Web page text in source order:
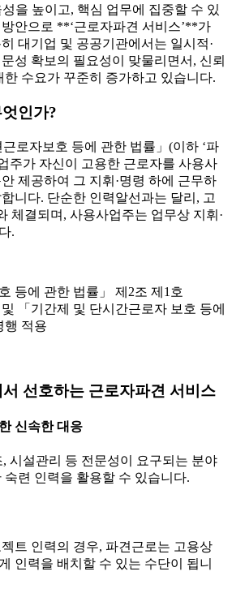
을 높이고, 핵심 업무에 집중할 수 있
안으로 **‘근로자파견 서비스’**가
대기업 및 공공기관에서는 일시적·
성 확보의 필요성이 맞물리면서, 신뢰
한 수요가 꾸준히 증가하고 있습니다.
인가?
근로자보호 등에 관한 법률」(이하 ‘파
주가 자신이 고용한 근로자를 사용사
제공하여 그 지휘·명령 하에 근무하
니다. 단순한 인력알선과는 달리, 고
체결되며, 사용사업주는 업무상 지휘·
.
등에 관한 법률」 제2조 제1호
및 「기간제 및 단시간근로자 보호 등에
행 적용
선호하는 근로자파견 서비스
신속한 대응
시설관리 등 전문성이 요구되는 분야
련 인력을 활용할 수 있습니다.
트 인력의 경우, 파견근로는 고용상
인력을 배치할 수 있는 수단이 됩니